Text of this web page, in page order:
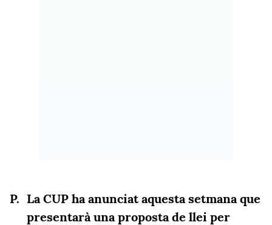
La CUP ha anunciat aquesta setmana que
presentarà una proposta de llei per